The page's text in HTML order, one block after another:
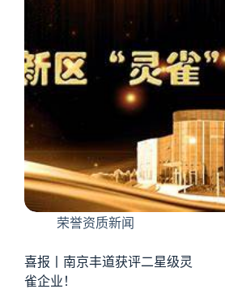
荣誉资质新闻
喜报丨南京丰道获评二星级灵
雀企业！